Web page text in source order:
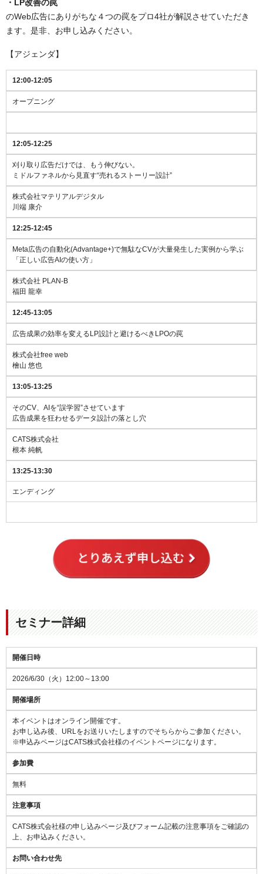
・LP改善の罠
のWeb広告にありがちな４つの罠をプロ4社が解説させていただき
ます。是非、お申し込みください。
【アジェンダ】
12:00-12:05
オープニング
12:05-12:25
刈り取り広告だけでは、もう伸びない。
ミドルファネルから見直す“売れるストーリー設計”
株式会社マテリアルデジタル
川端 康介
12:25-12:45
Meta広告の自動化(Advantage+)で無駄なCVが大量発生した実例から学ぶ
「正しい広告AIの使い方」
株式会社 PLAN-B
福田 龍幸
12:45-13:05
広告成果の効率を変えるLP設計と避けるべきLPOの罠
株式会社free web
檜山 悠也
13:05-13:25
そのCV、AIを“誤学習”させています
広告成果を狂わせるデータ設計の落とし穴
CATS株式会社
根本 純帆
13:25-13:30
エンディング
セミナー詳細
開催日時
2026/6/30（火）12:00～13:00
開催場所
本イベントはオンライン開催です。
お申し込み後、URLをお送りいたしますのでそちらからご参加ください。
※申込みページはCATS株式会社様のイベントページになります。
参加費
無料
注意事項
CATS株式会社様の申し込みページ及びフォーム記載の注意事項をご確認の
上、お申込みください。
お問い合わせ先